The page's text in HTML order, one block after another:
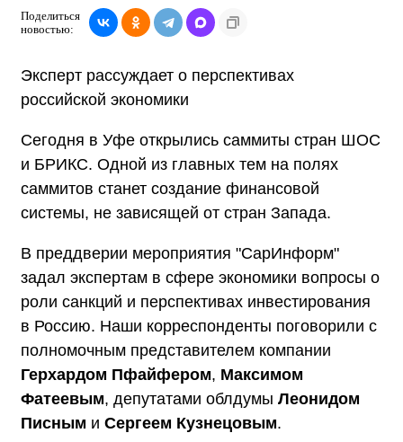
Поделиться
новостью:
Эксперт рассуждает о перспективах
российской экономики
Сегодня в Уфе открылись саммиты стран ШОС
и БРИКС. Одной из главных тем на полях
саммитов станет создание финансовой
системы, не зависящей от стран Запада.
В преддверии мероприятия "СарИнформ"
задал экспертам в сфере экономики вопросы о
роли санкций и перспективах инвестирования
в Россию. Наши корреспонденты поговорили с
полномочным представителем компании
Герхардом Пфайфером, Максимом
Фатеевым, депутатами облдумы Леонидом
Писным и Сергеем Кузнецовым.